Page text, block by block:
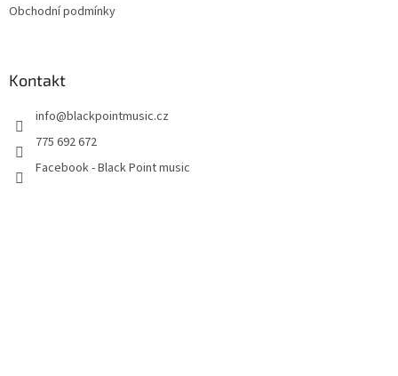
Obchodní podmínky
Kontakt
info@blackpointmusic.cz
775 692 672
Facebook - Black Point music